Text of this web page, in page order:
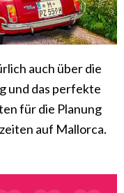
auch über die
und das perfekte
für die Planung
auf Mallorca.